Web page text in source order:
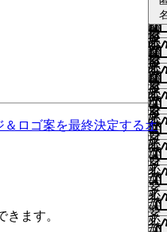
更
ね
更
い
ね
更
い
ね
更
す
い
ね
更
要
で
す
い
ね
更
必
要
で
す
い
ね
更
ン
が
必
要
で
す
い
ね
更
イ
ン
が
必
要
で
す
い
ね
ロ
グ
イ
ン
が
必
要
で
す
い
は
ロ
グ
イ
ン
が
必
要
で
す
る
に
は
ロ
グ
イ
ン
が
必
要
で
す
す
る
に
は
ロ
グ
イ
ン
が
必
要
で
す
い
ね
す
る
に
は
ロ
グ
イ
ン
が
必
要
で
い
い
ね
す
る
に
は
ロ
グ
イ
ン
が
必
い
い
ね
す
る
に
は
ロ
グ
イ
ン
が
ロゴ案を最終決定するオ
ます。